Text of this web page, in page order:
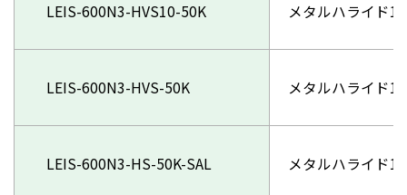
LEIS-600N3-HVS10-50K メタルハライド
LEIS-600N3-HVS-50K メタルハライド
LEIS-600N3-HS-50K-SAL メタルハライド